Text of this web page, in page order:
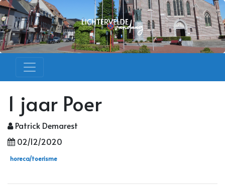
1 jaar Poer
Patrick Demarest
02/12/2020
horeca/toerisme